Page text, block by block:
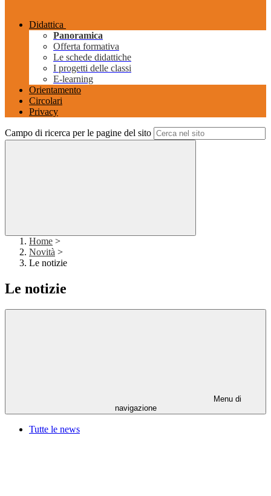
Didattica
Panoramica
Offerta formativa
Le schede didattiche
I progetti delle classi
E-learning
Orientamento
Circolari
Privacy
Campo di ricerca per le pagine del sito
Home >
Novità >
Le notizie
Le notizie
Menu di
navigazione
Tutte le news